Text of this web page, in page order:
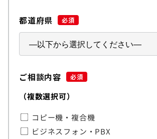
都道府県 必須
ご相談内容 必須
（複数選択可）
コピー機・複合機
ビジネスフォン・PBX